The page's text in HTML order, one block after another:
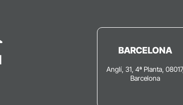
BARCELONA
Anglí, 31, 4ª Planta, 08017,
Barcelona